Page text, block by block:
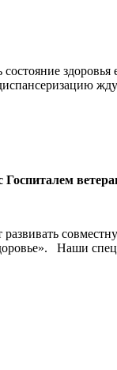
здоровья
Наши